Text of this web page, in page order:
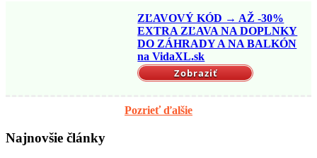
ZĽAVOVÝ KÓD → AŽ -30%
EXTRA ZĽAVA NA DOPLNKY
DO ZÁHRADY A NA BALKÓN
na VidaXL.sk
Zobraziť
Pozrieť ďalšie
Najnovšie články